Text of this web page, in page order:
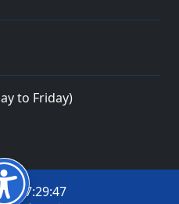
to Friday)
18 17:29:47